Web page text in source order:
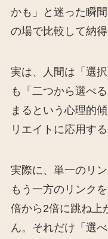
かも」と迷った瞬
の場で比較して納
実は、人間は「選
も「二つから選べ
まるという心理的
リエイトに応用する
実際に、単一のリ
もう一方のリンク
倍から2倍に跳ね上
ん。それだけ「選